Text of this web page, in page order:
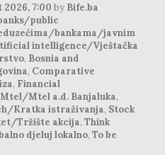
2026, 7:00 by Bife.ba
public
bankama/javnim
intelligence/Vještačka
, Bosnia and
, Comparative
, Financial
Mtel/Mtel a.d. Banjaluka,
Kratka istraživanja, Stock
Tržište akcija, Think
djeluj lokalno, To be